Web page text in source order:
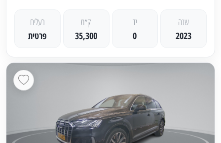
שנה
2023
יד
0
ק״מ
35,300
בעלים
פרטית